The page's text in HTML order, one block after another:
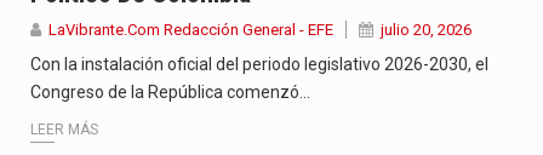
La investigación por la muerte de Kevin Arley Acosta Pico,…
LaVibrante.Com Redacción General - EFE julio 20, 2026
Con la instalación oficial del periodo legislativo 2026-2030, el
Congreso de la República comenzó…
LEER MÁS